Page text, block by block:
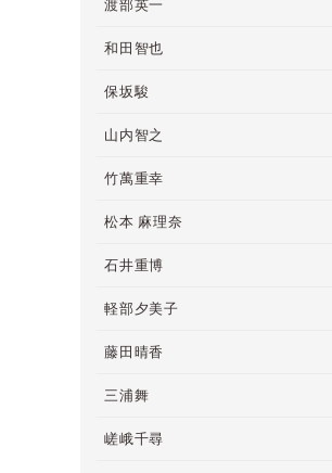
渡部英一
和田智也
保坂駿
山内智之
竹萬重幸
松本 麻理奈
石井重博
軽部夕美子
藤田晴香
三浦舞
嵯峨千尋